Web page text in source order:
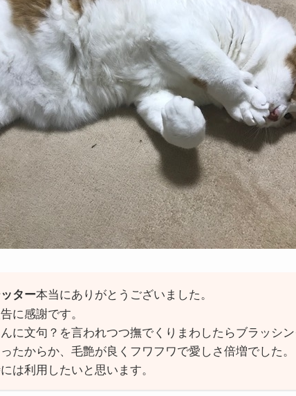
ター本当にありがとうございました。
に感謝です。
に文句？を言われつつ撫でくりまわしたらブラッシ
たからか、毛艶が良くフワフワで愛しさ倍増でした。
は利用したいと思います。